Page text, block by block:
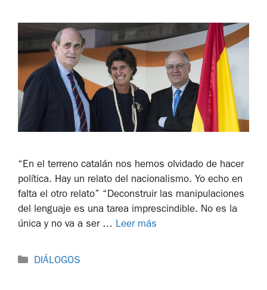
“En el terreno catalán nos hemos olvidado de hacer
política. Hay un relato del nacionalismo. Yo echo en
falta el otro relato” “Deconstruir las manipulaciones
del lenguaje es una tarea imprescindible. No es la
única y no va a ser … Leer más
DIÁLOGOS